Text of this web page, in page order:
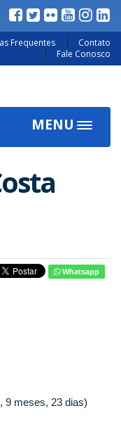
Frequentes
Contato
Fale Conosco
MENU
Toggle
Whatsapp
9 meses, 23 dias)